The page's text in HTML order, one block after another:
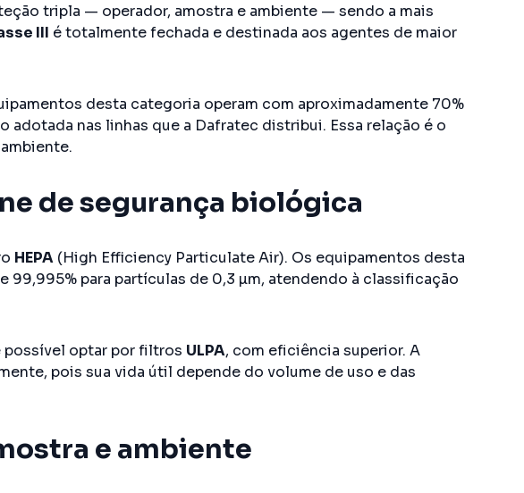
tripla — operador, amostra e ambiente — sendo a mais
III é totalmente fechada e destinada aos agentes de maior
desta categoria operam com aproximadamente 70%
nas linhas que a Dafratec distribui. Essa relação é o
de segurança biológica
HEPA (High Efficiency Particulate Air). Os equipamentos desta
99,995% para partículas de 0,3 µm, atendendo à classificação
possível optar por filtros ULPA, com eficiência superior. A
pois sua vida útil depende do volume de uso e das
e ambiente